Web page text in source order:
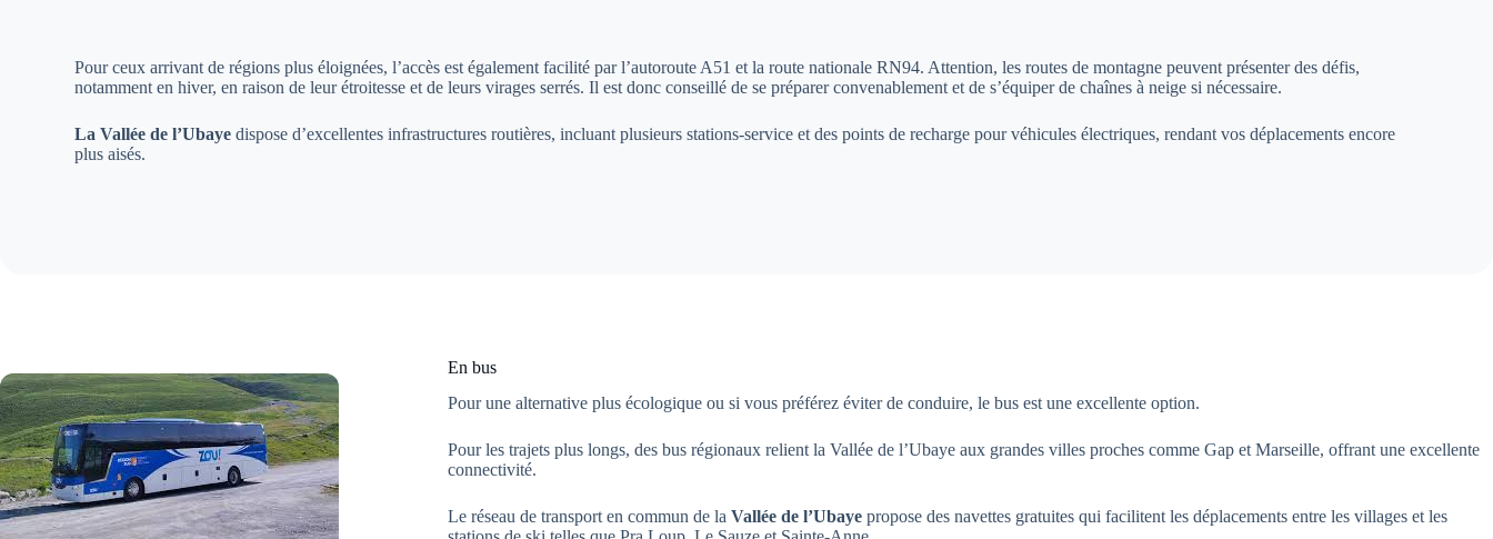
Pour ceux arrivant de régions plus éloignées, l’accès est également facilité par l’autoroute A51 et la route nationale RN94. Attention, les routes de montagne peuvent présenter des défis,
notamment en hiver, en raison de leur étroitesse et de leurs virages serrés. Il est donc conseillé de se préparer convenablement et de s’équiper de chaînes à neige si nécessaire.
La Vallée de l’Ubayedispose d’excellentes infrastructures routières, incluant plusieurs stations-service et des points de recharge pour véhicules électriques, rendant vos déplacements encore
plus aisés.
En bus
Pour une alternative plus écologique ou si vous préférez éviter de conduire, le bus est une excellente option.
Pour les trajets plus longs, des bus régionaux relient la Vallée de l’Ubaye aux grandes villes proches comme Gap et Marseille, offrant une excellente
connectivité.
Le réseau de transport en commun de laVallée de l’Ubaye propose des navettes gratuites qui facilitent les déplacements entre les villages et les